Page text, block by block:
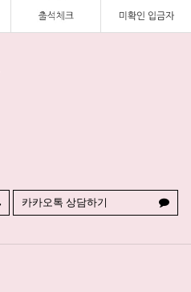
카카오톡 상담하기